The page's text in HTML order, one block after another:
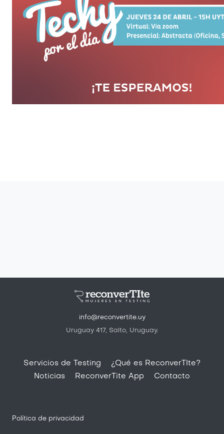
info@reconvertite.uy
Uruguay 417, Salto, Uruguay.
Pie de página
Servicios de Testing
¿Qué es ReconverTIte?
Noticias
ReconverTite App Contacto
Política de privacidad